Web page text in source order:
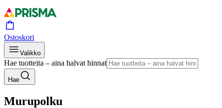
Ostoskori
Valikko
Hae tuotteita – aina halvat hinnat
Hae
Murupolku